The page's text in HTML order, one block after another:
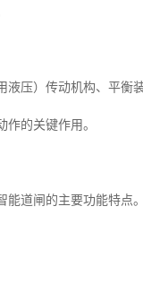
压）传动机构、平
的关键作用。
道闸的主要功能特